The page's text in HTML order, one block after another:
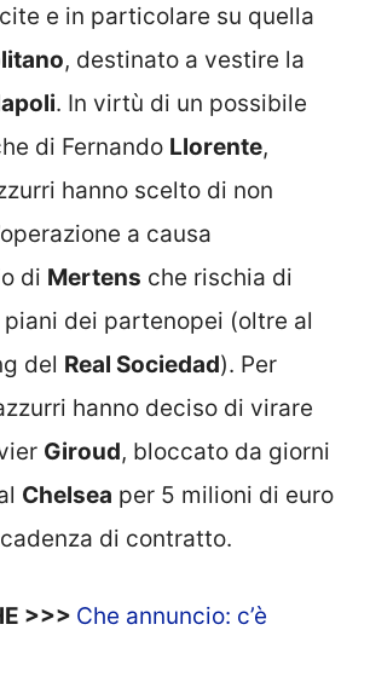
e in particolare su quella
, destinato a vestire la
. In virtù di un possibile
di Fernando Llorente,
hanno scelto di non
a causa
di Mertens che rischia di
dei partenopei (oltre al
del Real Sociedad). Per
hanno deciso di virare
Giroud, bloccato da giorni
Chelsea per 5 milioni di euro
di contratto.
>>> Che annuncio: c’è